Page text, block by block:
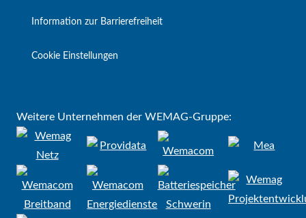
Information zur Barrierefreiheit
Cookie Einstellungen
Weitere Unternehmen der WEMAG-Gruppe: